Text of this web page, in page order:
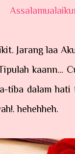
Jarang laa
kaann...
tiba dalam
hehehheh.